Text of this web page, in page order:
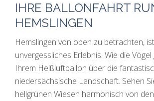
IHRE BALLONFAHRT
HEMSLINGEN
Hemslingen von oben zu betrachten,
unvergessliches Erlebnis. Wie die
Ihrem Heißluftballon über die
niedersächsische Landschaft. Sehen
hellgrünen Wiesen harmonisch von